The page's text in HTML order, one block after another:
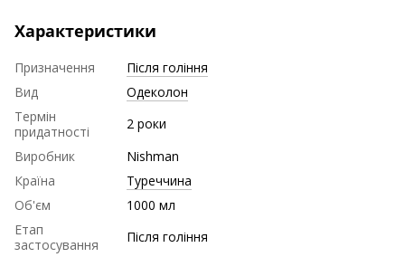
Характеристики
Призначення
Після гоління
Вид
Одеколон
Термін
придатності
2 роки
Виробник
Nishman
Країна
Туреччина
Об'єм
1000 мл
Етап
застосування
Після гоління